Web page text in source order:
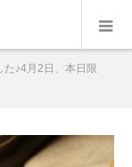
た♪4月2日、本日限